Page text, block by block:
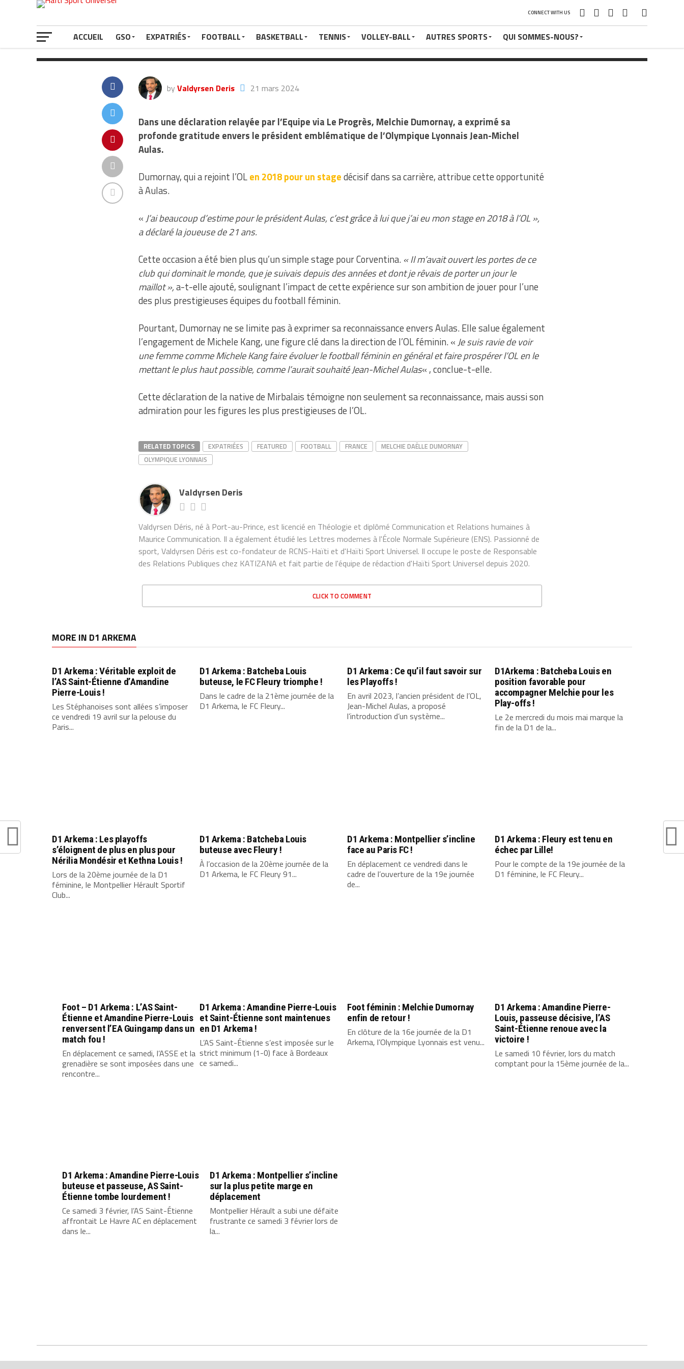
CONNECT WITH US
ACCUEIL GSO EXPATRIÉS FOOTBALL BASKETBALL TENNIS VOLLEY-BALL AUTRES SPORTS QUI SOMMES-NOUS?
président Aulas !
by Valdyrsen Deris 21 mars 2024
Dans une déclaration relayée par l’Equipe via Le Progrès, Melchie Dumornay, a exprimé sa
profonde gratitude envers le président emblématique de l’Olympique Lyonnais Jean-Michel
Aulas.
Dumornay, qui a rejoint l’OLen 2018 pour un stagedécisif dans sa carrière, attribue cette opportunité
à Aulas.
«J’ai beaucoup d’estime pour le président Aulas, c’est grâce à lui que j’ai eu mon stage en 2018 à l’OL »,
a déclaré la joueuse de 21 ans.
Cette occasion a été bien plus qu’un simple stage pour Corventina. « Il m’avait ouvert les portes de ce
club qui dominait le monde, que je suivais depuis des années et dont je rêvais de porter un jour le
maillot »,a-t-elle ajouté, soulignant l’impact de cette expérience sur son ambition de jouer pour l’une
des plus prestigieuses équipes du football féminin.
Pourtant, Dumornay ne se limite pas à exprimer sa reconnaissance envers Aulas. Elle salue également
l’engagement de Michele Kang, une figure clé dans la direction de l’OL féminin. «Je suis ravie de voir
une femme comme Michele Kang faire évoluer le football féminin en général et faire prospérer l’OL en le
mettant le plus haut possible, comme l’aurait souhaité Jean-Michel Aulas« , conclue-t-elle.
Cette déclaration de la native de Mirbalais témoigne non seulement sa reconnaissance, mais aussi son
admiration pour les figures les plus prestigieuses de l’OL.
RELATED TOPICS EXPATRIÉES FEATURED FOOTBALL FRANCE
MELCHIE DAËLLE DUMORNAY
OLYMPIQUE LYONNAIS
Valdyrsen Deris
Valdyrsen Déris, né à Port-au-Prince, est licencié en Théologie et diplômé Communication et Relations humaines à
Maurice Communication. Il a également étudié les Lettres modernes à l'École Normale Supérieure (ENS). Passionné de
sport, Valdyrsen Déris est co-fondateur de RCNS-Haïti et d'Haïti Sport Universel. Il occupe le poste de Responsable
des Relations Publiques chez KATIZANA et fait partie de l'équipe de rédaction d'Haïti Sport Universel depuis 2020.
CLICK TO COMMENT
MORE IN D1 ARKEMA
D1 Arkema : Véritable exploit de
l’AS Saint-Étienne d’Amandine
Pierre-Louis !
Les Stéphanoises sont allées s’imposer
ce vendredi 19 avril sur la pelouse du
Paris...
D1 Arkema : Batcheba Louis
buteuse, le FC Fleury triomphe !
Dans le cadre de la 21ème journée de la
D1 Arkema, le FC Fleury...
D1 Arkema : Ce qu’il faut savoir sur
les Playoffs !
En avril 2023, l’ancien président de l’OL,
Jean-Michel Aulas, a proposé
l’introduction d’un système...
D1Arkema : Batcheba Louis en
position favorable pour
accompagner Melchie pour les
Play-offs !
Le 2e mercredi du mois mai marque la
fin de la D1 de la...
D1 Arkema : Les playoffs
s’éloignent de plus en plus pour
Nérilia Mondésir et Kethna Louis !
Lors de la 20ème journée de la D1
féminine, le Montpellier Hérault Sportif
Club...
D1 Arkema : Batcheba Louis
buteuse avec Fleury !
À l’occasion de la 20ème journée de la
D1 Arkema, le FC Fleury 91...
D1 Arkema : Montpellier s’incline
face au Paris FC !
En déplacement ce vendredi dans le
cadre de l’ouverture de la 19e journée
de...
D1 Arkema : Fleury est tenu en
échec par Lille!
Pour le compte de la 19e journée de la
D1 féminine, le FC Fleury...
Foot – D1 Arkema : L’AS Saint-
Étienne et Amandine Pierre-Louis
renversent l’EA Guingamp dans un
match fou !
En déplacement ce samedi, l’ASSE et la
grenadière se sont imposées dans une
rencontre...
D1 Arkema : Amandine Pierre-Louis
et Saint-Étienne sont maintenues
en D1 Arkema !
L’AS Saint-Étienne s’est imposée sur le
strict minimum (1-0) face à Bordeaux
ce samedi...
Foot féminin : Melchie Dumornay
enfin de retour !
En clôture de la 16e journée de la D1
Arkema, l’Olympique Lyonnais est venu...
D1 Arkema : Amandine Pierre-
Louis, passeuse décisive, l’AS
Saint-Étienne renoue avec la
victoire !
Le samedi 10 février, lors du match
comptant pour la 15ème journée de la...
D1 Arkema : Amandine Pierre-Louis
buteuse et passeuse, AS Saint-
Étienne tombe lourdement !
Ce samedi 3 février, l’AS Saint-Étienne
affrontait Le Havre AC en déplacement
dans le...
D1 Arkema : Montpellier s’incline
sur la plus petite marge en
déplacement
Montpellier Hérault a subi une défaite
frustrante ce samedi 3 février lors de
la...